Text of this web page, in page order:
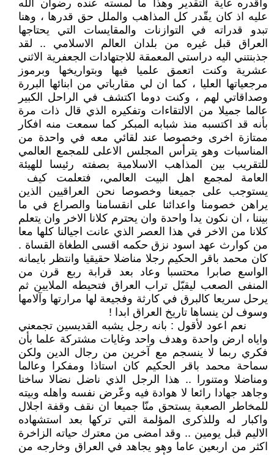
واقدره غاية التقدير وهذا ما لمسته عنده رضوان الله
عليه اذ كان يقّدر كل المذاهب والملل حق قدرها ، وهنا
تبدو قدراته في التوازنات والمقايسات التي يحتاجها
العراق قبل غيره من بلدان العالم الاسلامي .. لقد
جذبنتني اليه دراستي المعمقة للاجتهادات الجعفرية الاثني
عشرية وكنت اتعمق علميا فيها وبتواريخها وبرموز
مرجعياتها العليا ، كما ان لي مقارباتي من ابنائها البررة
وصداقاتي لهم ، وكنت دوما اكتشف في الراحل الكبير
عالما جميلا من الالتقاءات وتفكيره الذي قال ذات مرة
بأنه قد اكتسبه منذ شبابه المبكر كما سمعت منه افكار
ممتازة اخرى وخصوصا عند لقائي معه في واحدة من
المناسبات وهو يترأس المجلس الاعلى للمجمع العالمي
للتقريب بين المذاهب الاسلامية بصفته رئيسا للهيئة
العامة لمجمع اهل البيت العالمي، فتعلمت كيف
يستوجب على جميعنا وخصوصا نحن العراقيين الذين
يراهن خصومنا واعدائنا على انقسامنا والصراع في ما
بيننا ، ان نكون يدا واحدة وان يحترم كلانا الاخر وان يتعلم
كلانا من الاخر في هذا العصر الذي عانت اجيالنا كلها معا
من كوارث عهد اسود نزق حكمه اقسى الطغاة القساة .
كان محمد باقر الحكيم رجلا مناضلا حقيقيا وانتظر بايمانه
الواسع صابرا محتسبا وعاد بعد قرابة ربع قرن من
المنفى الصعب ليقبّل تراب العراق فتحيطه الملايين ثم
يرحل سريعا كالبرق في كارثة وفجيعة لها مرارتها وآلامها
وسوف لن ينساها تاريخ العراق ابدا !
نعم اعود لأقول : بانه رجل يشبه القديسين تجمعني
واياه ارض واحدة وهدف واحد وغايات مشتركة علما بأن
فكري ربما لا ينسجم مع آخرين من رجال الدين ولكن
سماحة محمد باقر الحكيم كان استاذا ومفكرا وعالما
ومناضلا ومتنورا .. هذا الرجل الذي ناضل نضالا ساخنا
وجاهد جهادا رائعا لا هوادة فيه وعّرض نفسه واهله وبيته
للمخاطر الصعبة يستحق منّا جميعا ان نقف وقفة اجلال
واكبار له وللذكرى المؤلمة التي تركها بعد استشهاده
الاليم قبل يومين .. وقد امضى من معترك حياته الزاخرة
اكثر من اربعين عاما وهو يجاهد في العراق وخارجه من